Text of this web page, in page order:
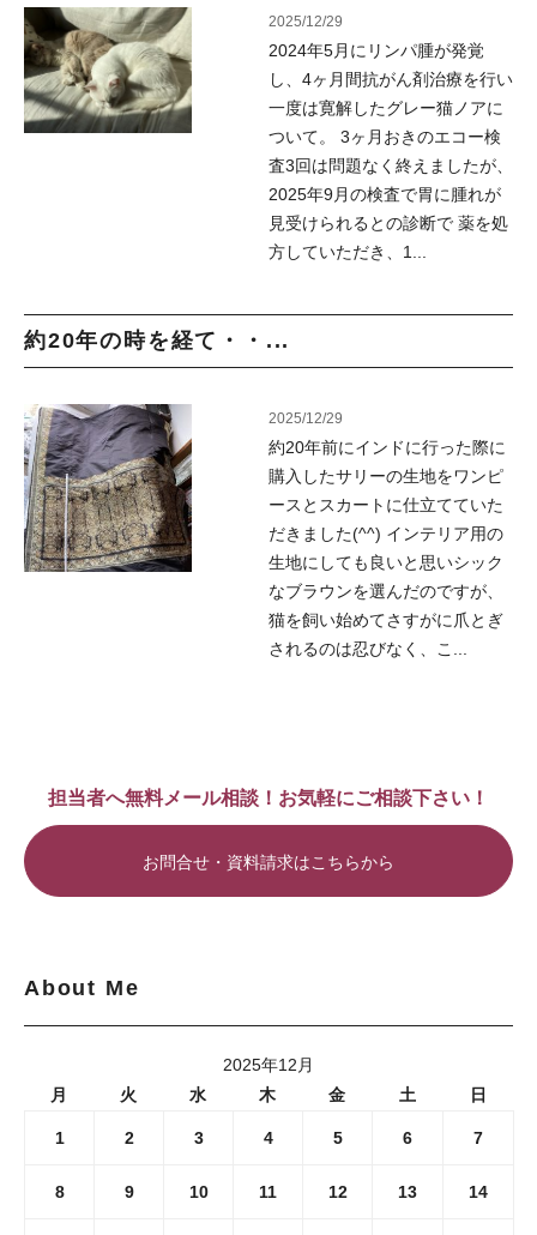
2025/12/29
2024年5月にリンパ腫が発覚
し、4ヶ月間抗がん剤治療を行い
一度は寛解したグレー猫ノアに
ついて。 3ヶ月おきのエコー検
査3回は問題なく終えましたが、
2025年9月の検査で胃に腫れが
見受けられるとの診断で 薬を処
方していただき、1...
約20年の時を経て・・...
2025/12/29
約20年前にインドに行った際に
購入したサリーの生地をワンピ
ースとスカートに仕立てていた
だきました(^^) インテリア用の
生地にしても良いと思いシック
なブラウンを選んだのですが、
猫を飼い始めてさすがに爪とぎ
されるのは忍びなく、こ...
担当者へ無料メール相談！お気軽にご相談下さい！
お問合せ・資料請求はこちらから
About Me
2025年12月
月
火 水 木 金 土 日
1 2 3 4 5 6 7
8 9 10 11 12 13 14